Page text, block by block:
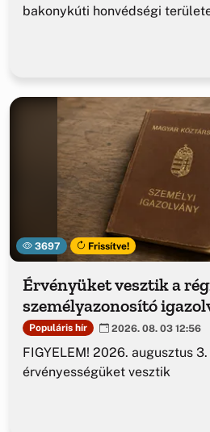
bakonykúti honvédségi
3697 Frissítve!
Érvényüket vesztik a
személyazonosító
Populáris hír 2026. 08. 03 12:56
FIGYELEM! 2026. augusztus
érvényességüket vesztik